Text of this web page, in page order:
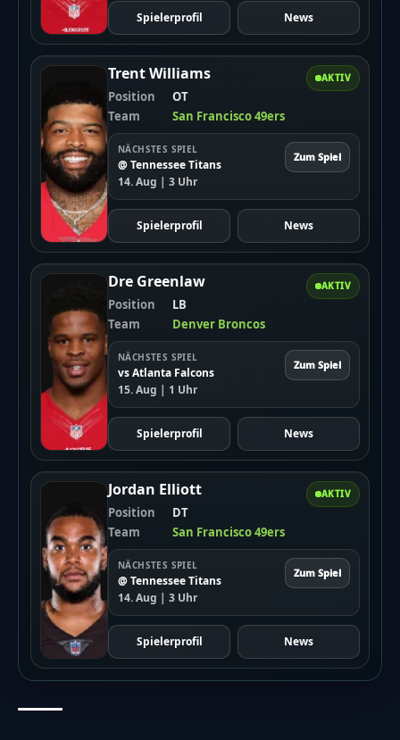
Spielerprofil News
AKTIV
Trent Williams
Position
OT
Team
San Francisco 49ers
NÄCHSTES SPIEL
@ Tennessee Titans
14. Aug | 3 Uhr
Zum Spiel
Spielerprofil News
AKTIV
Dre Greenlaw
Position
LB
Team
Denver Broncos
NÄCHSTES SPIEL
vs Atlanta Falcons
15. Aug | 1 Uhr
Zum Spiel
Spielerprofil News
AKTIV
Jordan Elliott
Position
DT
Team
San Francisco 49ers
NÄCHSTES SPIEL
@ Tennessee Titans
14. Aug | 3 Uhr
Zum Spiel
Spielerprofil News